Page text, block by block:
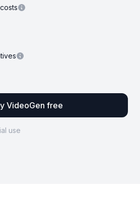
VideoGen free
use